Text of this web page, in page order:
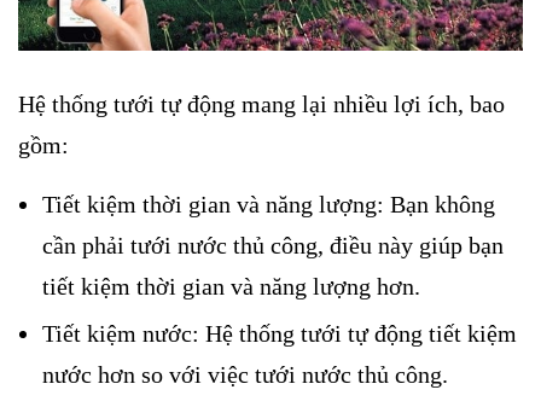
Hệ thống tưới tự động mang lại nhiều lợi ích, bao
gồm:
Tiết kiệm thời gian và năng lượng: Bạn không
cần phải tưới nước thủ công, điều này giúp bạn
tiết kiệm thời gian và năng lượng hơn.
Tiết kiệm nước: Hệ thống tưới tự động tiết kiệm
nước hơn so với việc tưới nước thủ công.